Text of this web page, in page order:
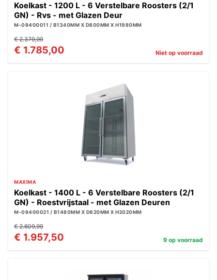
Koelkast - 1200 L - 6 Verstelbare Roosters (2/1
GN) - Rvs - met Glazen Deur
M-09400011 / B1340MM X D800MM X H1980MM
€ 2.379,99
€ 1.785,00 Niet op voorraad
MAXIMA
Koelkast - 1400 L - 6 Verstelbare Roosters (2/1
GN) - Roestvrijstaal - met Glazen Deuren
M-09400021 / B1480MM X D820MM X H2020MM
€ 2.609,99
€ 1.957,50 9 op voorraad